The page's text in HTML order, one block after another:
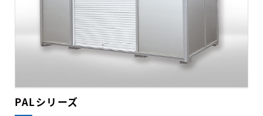
PALシリーズ